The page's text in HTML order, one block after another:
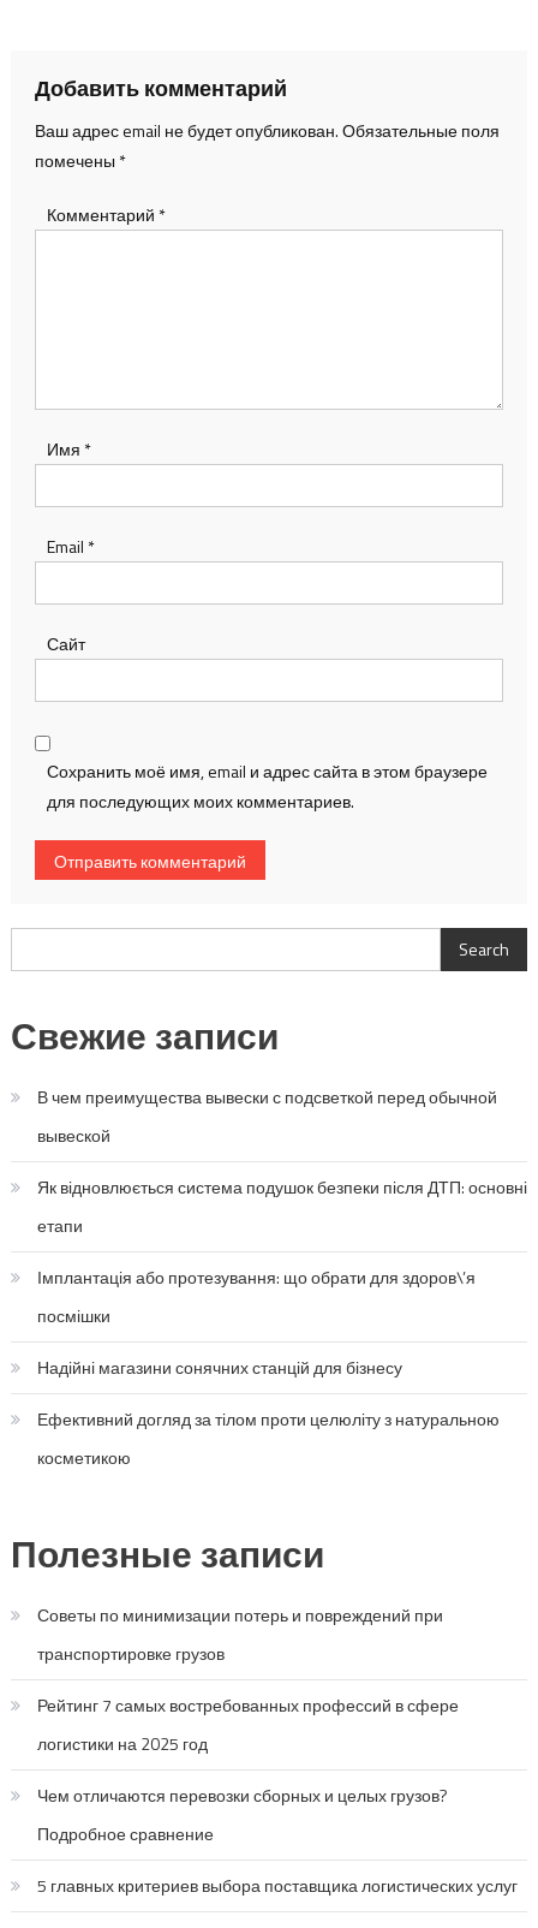
Добавить комментарий
Ваш адрес email не будет опубликован.Обязательные поля
помечены *
Комментарий *
Имя *
Email *
Сайт
Сохранить моё имя, email и адрес сайта в этом браузере
для последующих моих комментариев.
Search
Свежие записи
В чем преимущества вывески с подсветкой перед обычной
вывеской
Як відновлюється система подушок безпеки після ДТП: основні
етапи
Імплантація або протезування: що обрати для здоров\’я
посмішки
Надійні магазини сонячних станцій для бізнесу
Ефективний догляд за тілом проти целюліту з натуральною
косметикою
Полезные записи
Советы по минимизации потерь и повреждений при
транспортировке грузов
Рейтинг 7 самых востребованных профессий в сфере
логистики на 2025 год
Чем отличаются перевозки сборных и целых грузов?
Подробное сравнение
5 главных критериев выбора поставщика логистических услуг